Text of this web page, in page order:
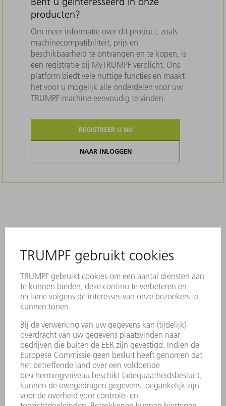
producten?
Om meer informatie over dit product, zoals
machinecompatibiliteit, prijs en
beschikbaarheid te ontvangen en te kopen, is
een registratie bij MyTRUMPF verplicht. Ons
platform biedt vele nuttige functies en maakt
het voor u mogelijk alle onderdelen voor uw
TRUMPF-machine eenvoudig te vinden.
REGISTREER U NU
NAAR INLOGGEN